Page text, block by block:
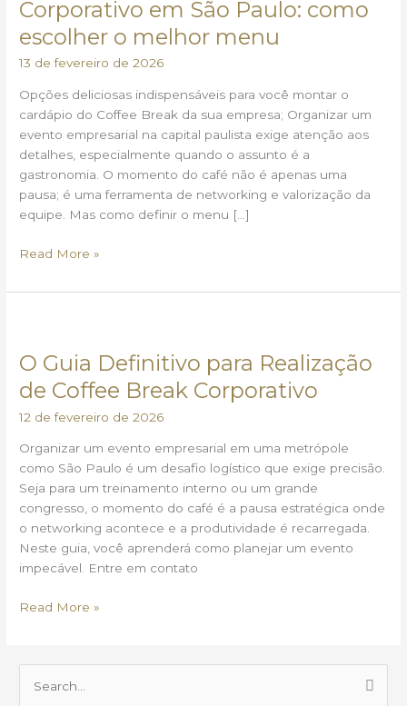
Corporativo em São Paulo: como
escolher o melhor menu
13 de fevereiro de 2026
Opções deliciosas indispensáveis para você montar o
cardápio do Coffee Break da sua empresa; Organizar um
evento empresarial na capital paulista exige atenção aos
detalhes, especialmente quando o assunto é a
gastronomia. O momento do café não é apenas uma
pausa; é uma ferramenta de networking e valorização da
equipe. Mas como definir o menu […]
Corporativo
em
São
como
escolher
o
melhor
menu
Read More »
O Guia Definitivo para Realização
de Coffee Break Corporativo
12 de fevereiro de 2026
Organizar um evento empresarial em uma metrópole
como São Paulo é um desafio logístico que exige precisão.
Seja para um treinamento interno ou um grande
congresso, o momento do café é a pausa estratégica onde
o networking acontece e a produtividade é recarregada.
Neste guia, você aprenderá como planejar um evento
impecável. Entre em contato
Definitivo
para
Realização
de
Coffee
Break
Corporativo
Read More »